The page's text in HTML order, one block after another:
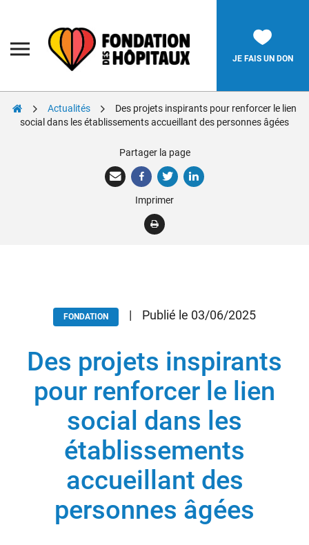
des
Hôpitaux
JE FAIS UN DON
Rechercher:
Nous soutenir
Donateurs
Actualités
Des projets inspirants pour renforcer le lien
social dans les établissements accueillant des personnes âgées
Partager la page
Imprimer
FONDATION | Publié le 03/06/2025
Des projets inspirants
pour renforcer le lien
social dans les
établissements
accueillant des
personnes âgées